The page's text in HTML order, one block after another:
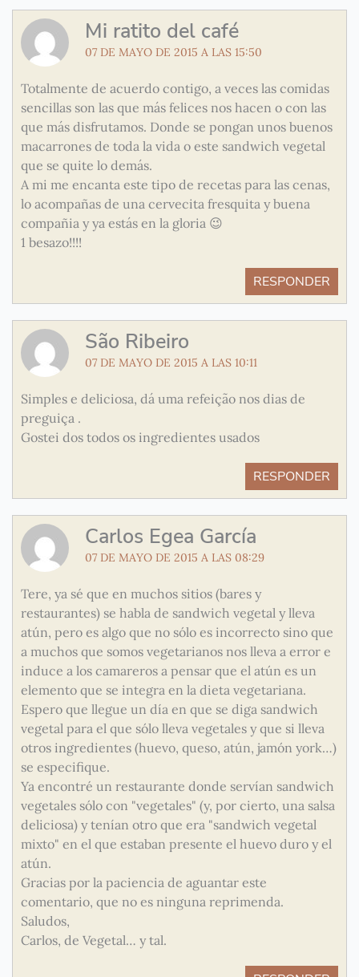
Mi ratito del café
07 DE MAYO DE 2015 A LAS 15:50
Totalmente de acuerdo contigo, a veces las comidas
sencillas son las que más felices nos hacen o con las
que más disfrutamos. Donde se pongan unos buenos
macarrones de toda la vida o este sandwich vegetal
que se quite lo demás.
A mi me encanta este tipo de recetas para las cenas,
lo acompañas de una cervecita fresquita y buena
compañia y ya estás en la gloria 😉
1 besazo!!!!
RESPONDER
São Ribeiro
07 DE MAYO DE 2015 A LAS 10:11
Simples e deliciosa, dá uma refeição nos dias de
preguiça .
Gostei dos todos os ingredientes usados
RESPONDER
Carlos Egea García
07 DE MAYO DE 2015 A LAS 08:29
Tere, ya sé que en muchos sitios (bares y
restaurantes) se habla de sandwich vegetal y lleva
atún, pero es algo que no sólo es incorrecto sino que
a muchos que somos vegetarianos nos lleva a error e
induce a los camareros a pensar que el atún es un
elemento que se integra en la dieta vegetariana.
Espero que llegue un día en que se diga sandwich
vegetal para el que sólo lleva vegetales y que si lleva
otros ingredientes (huevo, queso, atún, jamón york…)
se especifique.
Ya encontré un restaurante donde servían sandwich
vegetales sólo con "vegetales" (y, por cierto, una salsa
deliciosa) y tenían otro que era "sandwich vegetal
mixto" en el que estaban presente el huevo duro y el
atún.
Gracias por la paciencia de aguantar este
comentario, que no es ninguna reprimenda.
Saludos,
Carlos, de Vegetal… y tal.